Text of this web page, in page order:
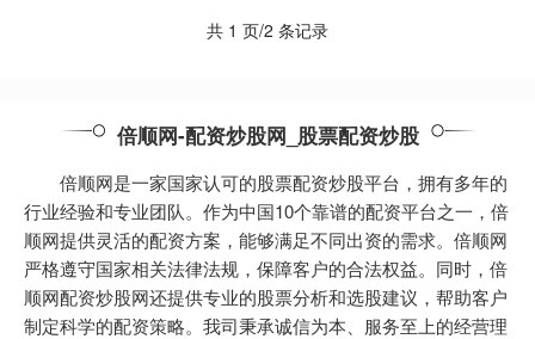
共 1 页/2 条记录
倍顺网-配资炒股网_股票配资炒股
倍顺网是一家国家认可的股票配资炒股平台，拥有多年的
行业经验和专业团队。作为中国10个靠谱的配资平台之一，倍
顺网提供灵活的配资方案，能够满足不同出资的需求。倍顺网
严格遵守国家相关法律法规，保障客户的合法权益。同时，倍
顺网配资炒股网还提供专业的股票分析和选股建议，帮助客户
制定科学的配资策略。我司秉承诚信为本、服务至上的经营理